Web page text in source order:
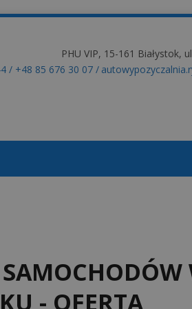
PHU VIP, 15-161 Białystok,
/ +48 85 676 30 07 /
- OFERTA